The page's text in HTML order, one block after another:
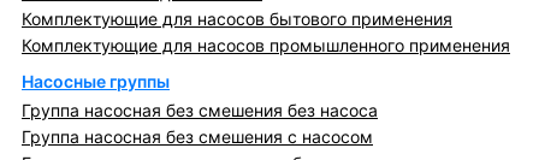
Комплектующие для насосов бытового применения
Комплектующие для насосов промышленного применения
Насосные группы
Группа насосная без смешения без насоса
Группа насосная без смешения с насосом